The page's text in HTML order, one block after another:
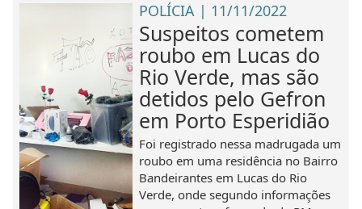
POLÍCIA | 11/11/2022
Suspeitos cometem
roubo em Lucas do
Rio Verde, mas são
detidos pelo Gefron
em Porto Esperidião
Foi registrado nessa madrugada um
roubo em uma residência no Bairro
Bandeirantes em Lucas do Rio
Verde, onde segundo informações